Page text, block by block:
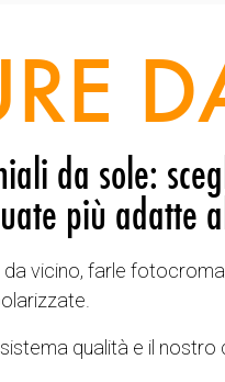
da sole:
più adatte
vicino, farle
qualità e il